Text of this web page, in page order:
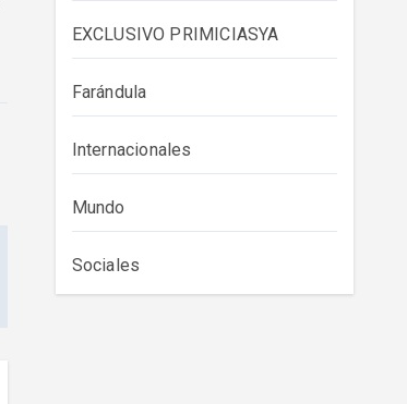
EXCLUSIVO PRIMICIASYA
Farándula
Internacionales
Mundo
Sociales